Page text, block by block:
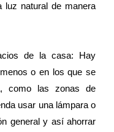
luz natural de manera
de la casa: Hay
o en los que se
como las zonas de
usar una lámpara o
general y así ahorrar